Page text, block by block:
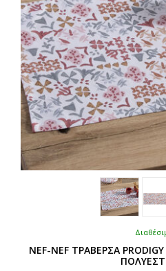
NEF-NEF ΤΡΑΒΕΡΣΑ